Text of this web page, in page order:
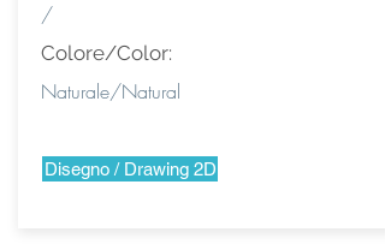
/
Colore/Color:
Naturale/Natural
Disegno / Drawing 2D